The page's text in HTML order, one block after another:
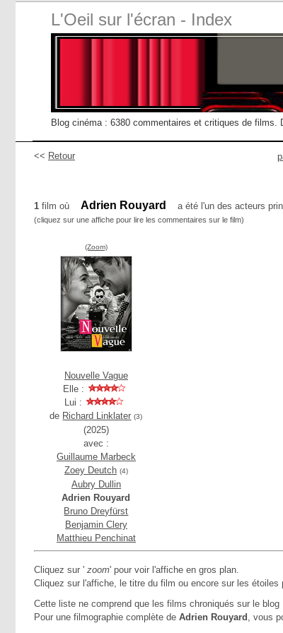
L'Oeil sur l'écran - Index
Blog cinéma : 6380 commentaires et critiques de films.
<< Retour
1 film où Adrien Rouyard a été l'un des acteurs
(cliquez sur une affiche pour lire les commentaires sur le film)
(Zoom)
Nouvelle Vague
Elle :
Lui :
de Richard Linklater (3)
(2025)
avec :
Guillaume Marbeck
Zoey Deutch (4)
Aubry Dullin
Adrien Rouyard
Bruno Dreyfürst
Benjamin Clery
Matthieu Penchinat
Cliquez sur ' zoom' pour voir l'affiche en gros plan.
Cliquez sur l'affiche, le titre du film ou encore sur les
Cette liste ne comprend que les films chroniqués sur le blog
Pour une filmographie complète de Adrien Rouyard , vous